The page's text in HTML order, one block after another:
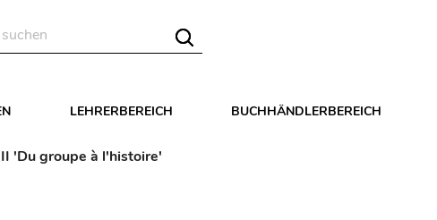
LEHRERBEREICH BUCHHÄNDLERBEREICH
'Du groupe à l'histoire'